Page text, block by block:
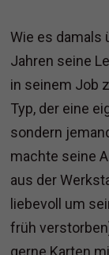
Wie es damals
Jahren seine
in seinem Job
Typ, der eine
sondern
machte seine
aus der
liebevoll um
früh
gerne Karten